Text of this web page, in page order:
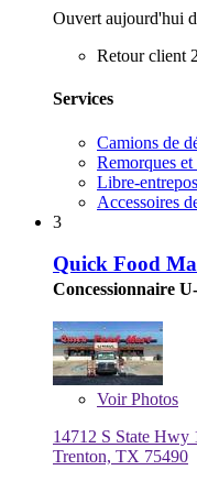
Ouvert aujourd'hui
Retour client
Services
Camions de
Remorques
Libre-
Accessoires
3
Quick Food
Concessionnaire
VoirPhotos
14712 S State Hwy
Trenton, TX 75490